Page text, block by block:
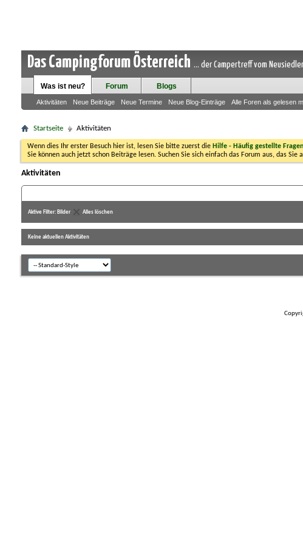
Das Campingforum Österreich ... der Campertreff vom
Was ist neu?
Aktivitäten Neue Beiträge Neue Termine Neue Blog-Einträge Alle Foren als gelesen
Forum Blogs
Startseite Aktivitäten
Wenn dies Ihr erster Besuch hier ist, lesen Sie bitte zuerst die Hilfe - Häufig gestellte Fragen
Sie können auch jetzt schon Beiträge lesen. Suchen Sie sich einfach das Forum aus, das
Aktivitäten
Aktive Filter: Bilder Alles löschen
Keine aktuellen Aktivitäten